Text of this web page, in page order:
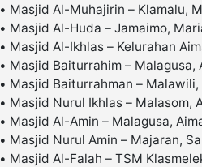
• Masjid Al-Muhajirin – Klamalu,
• Masjid Al-Huda – Jamaimo,
• Masjid Al-Ikhlas – Kelurahan
• Masjid Baiturrahim – Malagusa,
• Masjid Baiturrahman – Malawili,
• Masjid Nurul Ikhlas – Malasom,
• Masjid Al-Amin – Malagusa,
• Masjid Nurul Amin – Majaran,
• Masjid Al-Falah – TSM